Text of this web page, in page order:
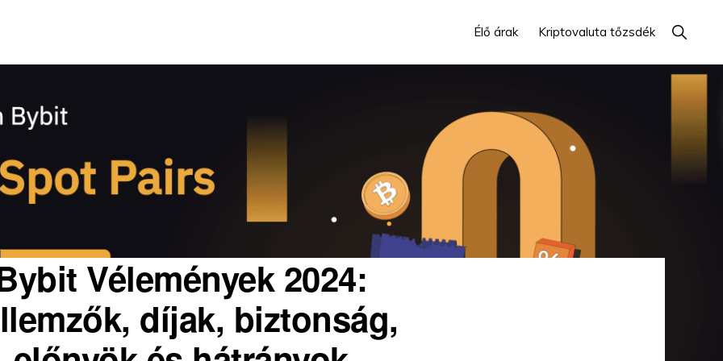
Élő árak Kriptovaluta tőzsdék Mutasd
Vélemények 2024:
díjak, biztonság,